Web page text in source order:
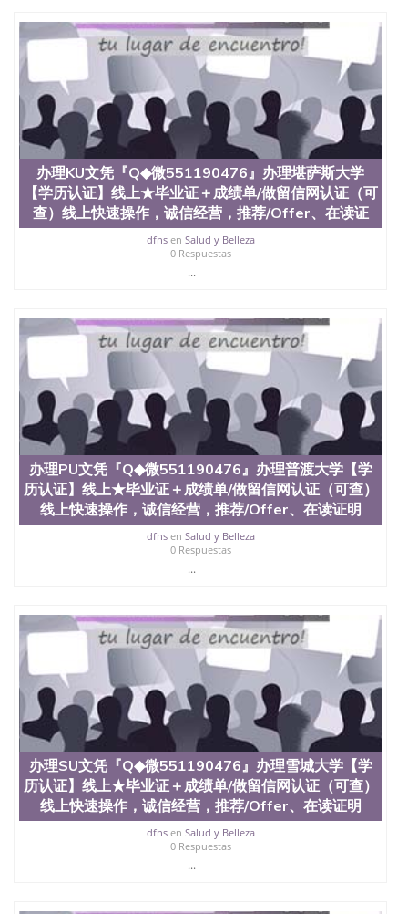
证认证、留服认证、使馆认证、使馆证明、使馆留学
回国人员证明、留学生认证、学历认证、文凭认证学
位认证、留学生学历认证、留学生学位认证、英国文
凭学历、美国文凭学历、澳洲文凭学历、加拿大文凭
学历、新西兰学历认证等q:551190476 微信：
551190476 圣何塞州立大学毕业证（San Jose State
University）圣何塞州立大学毕业证（San Jose State
University）圣何塞州立大学毕业证（San Jose State
University）圣何塞州立大学成绩单（San Jose State
University）圣何塞州立大学成绩单（ San Jose State
University）圣何塞州立大学成绩单（San Jose State
University）成绩单圣何塞州立大学文凭（San Jose
State University）圣何塞州立大学（San Jose State
University）圣何塞州立大学（San Jose State
University）圣何塞州立大学（ San Jose State
University）圣何塞州立大学文凭（San Jose State
University）文凭圣何塞州立大学文凭（San Jose
State University）圣何塞州立大学学历（ San Jose
State University）圣何塞州立大学学历（San Jose
State University）圣何塞州立大学学历（San Jose
State University）圣 塞州立大学学历（San Jose
State University）圣何塞州立大学（San Jose State
University）圣何塞州立大学（San Jose State
University）圣何塞州立大学（San Jose State
University）圣何塞州立大学（San Jose State
University）圣何塞州立大学学位证（San Jose State
University）圣何塞州立大学学位证（San Jose State
University）圣何塞州立大学学位证（San Jose State
University）圣何塞州立大学（San Jose State
University）圣何塞州立大学（San Jose State
University）圣何塞州立大学（San Jose State
University）圣何塞州立大学学位证（San Jose State
University）圣何塞州立大学学位证（San Jose State
University）圣何塞州立大学结业证（San Jose State
University）圣何塞州立大学结业证（San Jose State
University）圣何塞州立大学结业证（San Jose State
University）圣何塞州立大学学位证（San Jose State
University）圣何塞州立大学学位证（San Jose State
University）圣何塞州立大学学历证书（San Jose
State University）圣何塞州立大学学历证书（San
Jose State University）圣何塞州立大学学历证书
（San Jose State University）澳洲读书未毕业找人做
文凭学位qq微信551190476澳洲读CQU中央昆士兰大
学学历 绩单购买学位证书/澳洲读本科硕士做文凭/购
买澳洲大学毕业证成绩单假文凭学历
offieUniversityofSouthernQueensland 澳洲读书未毕
业找人做文凭学位qq微信551190476澳洲读CQU中央
办理KU文凭『Q◆微551190476』办理堪萨斯大学
【学历认证】线上★毕业证＋成绩单/做留信网认证（可
查）线上快速操作，诚信经营，推荐/Offer、在读证
dfnsen Salud y Belleza
0 Respuestas
...
办理PU文凭『Q◆微551190476』办理普渡大学【学
历认证】线上★毕业证＋成绩单/做留信网认证（可查）
线上快速操作，诚信经营，推荐/Offer、在读证明
dfnsen Salud y Belleza
0 Respuestas
...
办理SU文凭『Q◆微551190476』办理雪城大学【学
历认证】线上★毕业证＋成绩单/做留信网认证（可查）
线上快速操作，诚信经营，推荐/Offer、在读证明
dfnsen Salud y Belleza
0 Respuestas
...